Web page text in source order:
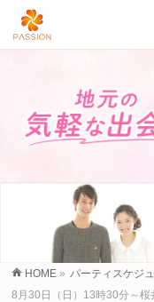
HOME » パーティスケジ
8月30日（日）13時30分～